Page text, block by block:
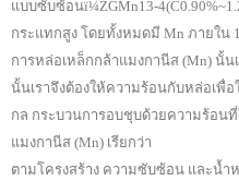
แบบซับซ้อนï¼ZGMn13-
กระแทกสูง โดยทั้งหมดมี Mn ภายใน
การหล่อเหล็กกล้าแมงกานีส (Mn) นั้น
นั้นเราจึงต้องให้ความร้อนกับหล่อเ
กล กระบวนการอบชุบด้วยความร้อน
แมงกานีส (Mn) เรียกว่า
ตามโครงสร้าง ความซับซ้อน และน้ำ